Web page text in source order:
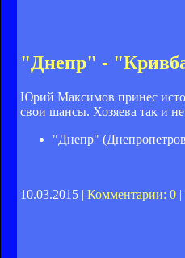
"Днепр" -
Юрий Максимов принес
свои шансы. Хозяева так и
"Днепр"
10.03.2015 | Комментарии: 0 |